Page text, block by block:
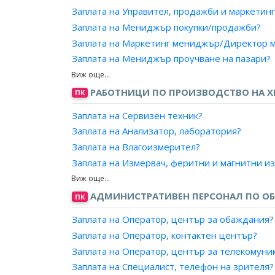
Заплата на Директор, радио/телевизионна
Заплата на Ръководител, техническа смяна
Заплата на Мениджър ИТ център?
Заплата на Директор, информационни
Заплата на Ръководител, информационни и
Заплата на Директор, информационни
Заплата на Директор/ Мениджър,
Заплата на Ръководител, информационно
Заплата на Ръководител, компютърно
Заплата на Ръководител, компютърни
Заплата на Ръководител, информационни и
Заплата на Мениджър, мрежи?
Заплата на Мениджър, софтуерни
Заплата на Мениджър, софтуерно развитие?
Заплата на Мениджър, обработка на данни?
Заплата на Управител, Интернет доставки?
Заплата на Ръководител подвижни
Заплата на Управител, продажби и
Заплата на Мениджър покупки/продажби?
Заплата на Маркетинг мениджър/Директор
Заплата на Мениджър проучване на пазари?
Заплата на Ръководител, външнотърговска
Заплата на Ръководител, отдел по
Заплата на Ръководител, отдел по
Заплата на Мениджър на търговската
Заплата на Търговски директор?
ПК РАБОТНИЦИ ПО ПРОИЗВОДСТВО НА
Заплата на Сервизен техник?
Заплата на Анализатор, лаборатория?
Заплата на Влагоизмерител?
Заплата на Измервач, феритни и магнитни
Заплата на Изчислител, грешки и отчетник?
Заплата на Лаборант?
Заплата на Пробовземач?
Заплата на Рентгенометрист?
Заплата на Хидроизмерител?
Заплата на Хидрометеорологичен/
ПК АДМИНИСТРАТИВЕН ПЕРСОНАЛ ПО
Заплата на Оператор, център за обаждания?
Заплата на Оператор, контактен център?
Заплата на Оператор, център за
Заплата на Специалист, телефон на зрителя?